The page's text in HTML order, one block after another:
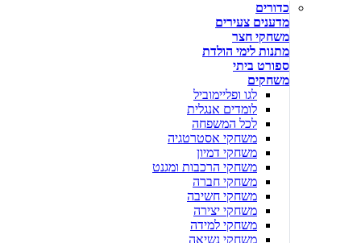
כדורים
מדענים צעירים
משחקי חצר
מתנות לימי הולדת
ספורט ביתי
משחקים
לגו ופליימוביל
לומדים אנגלית
לכל המשפחה
משחקי אסטרטגיה
משחקי דמיון
משחקי הרכבות ומגנט
משחקי חברה
משחקי חשיבה
משחקי יצירה
משחקי למידה
משחקי נשיאה